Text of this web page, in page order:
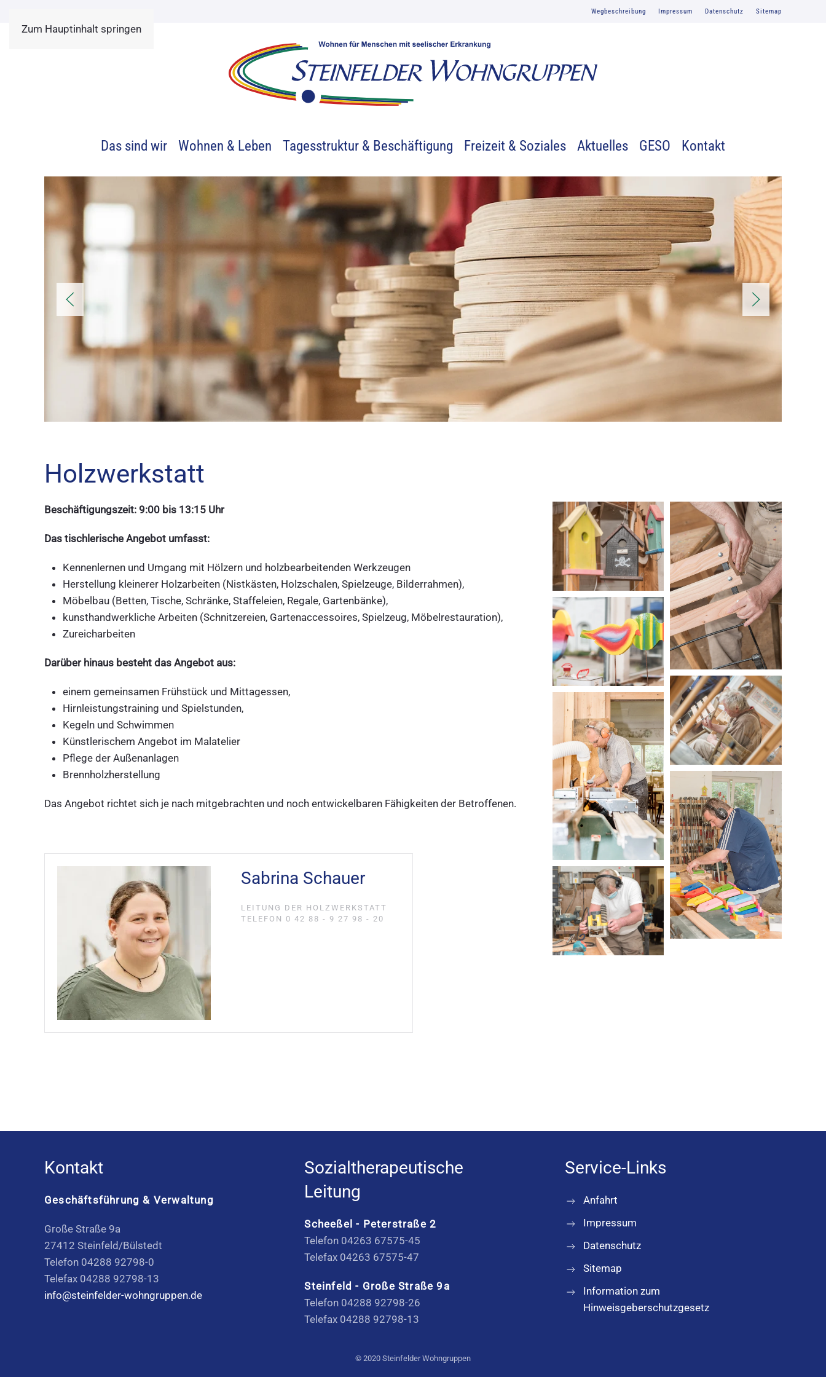
Zum Hauptinhalt springen
Wegbeschreibung Impressum Datenschutz Sitemap
Das sind wir Wohnen & Leben Tagesstruktur & Beschäftigung Freizeit & Soziales Aktuelles GESO Kontakt
Holzwerkstatt
Beschäftigungszeit: 9:00 bis 13:15 Uhr
Das tischlerische Angebot umfasst:
Kennenlernen und Umgang mit Hölzern und holzbearbeitenden Werkzeugen
Herstellung kleinerer Holzarbeiten (Nistkästen, Holzschalen, Spielzeuge, Bilderrahmen),
Möbelbau (Betten, Tische, Schränke, Staffeleien, Regale, Gartenbänke),
kunsthandwerkliche Arbeiten (Schnitzereien, Gartenaccessoires, Spielzeug, Möbelrestauration),
Zureicharbeiten
Darüber hinaus besteht das Angebot aus:
einem gemeinsamen Frühstück und Mittagessen,
Hirnleistungstraining und Spielstunden,
Kegeln und Schwimmen
Künstlerischem Angebot im Malatelier
Pflege der Außenanlagen
Brennholzherstellung
Das Angebot richtet sich je nach mitgebrachten und noch entwickelbaren Fähigkeiten der Betroffenen.
Sabrina Schauer
LEITUNG DER HOLZWERKSTATT
TELEFON 0 42 88 - 9 27 98 - 20
VERGRÖSSERN...
VERGRÖSSERN...
VERGRÖSSERN...
VERGRÖSSERN...
VERGRÖSSERN...
VERGRÖSSERN...
VERGRÖSSERN...
Kontakt
Geschäftsführung & Verwaltung
Große Straße 9a
27412 Steinfeld/Bülstedt
Telefon 04288 92798-0
Telefax 04288 92798-13
info@steinfelder-wohngruppen.de
Sozialtherapeutische
Leitung
Scheeßel - Peterstraße 2
Telefon 04263 67575-45
Telefax 04263 67575-47
Steinfeld - Große Straße 9a
Telefon 04288 92798-26
Telefax 04288 92798-13
Service-Links
Anfahrt
Impressum
Datenschutz
Sitemap
Information zum
Hinweisgeberschutzgesetz
© 2020 Steinfelder Wohngruppen